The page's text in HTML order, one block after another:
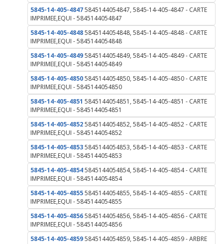
5845-14-405-48475845144054847, 5845-14-405-4847 - CARTE
IMPRIMEE,EQUI - 5845144054847
5845-14-405-48485845144054848, 5845-14-405-4848 - CARTE
IMPRIMEE,EQUI - 5845144054848
5845-14-405-48495845144054849, 5845-14-405-4849 - CARTE
IMPRIMEE,EQUI - 5845144054849
5845-14-405-48505845144054850, 5845-14-405-4850 - CARTE
IMPRIMEE,EQUI - 5845144054850
5845-14-405-4851 5845144054851, 5845-14-405-4851 - CARTE
IMPRIMEE,EQUI - 5845144054851
5845-14-405-48525845144054852, 5845-14-405-4852 - CARTE
IMPRIMEE,EQUI - 5845144054852
5845-14-405-48535845144054853, 5845-14-405-4853 - CARTE
IMPRIMEE,EQUI - 5845144054853
5845-14-405-48545845144054854, 5845-14-405-4854 - CARTE
IMPRIMEE,EQUI - 5845144054854
5845-14-405-48555845144054855, 5845-14-405-4855 - CARTE
IMPRIMEE,EQUI - 5845144054855
5845-14-405-48565845144054856, 5845-14-405-4856 - CARTE
IMPRIMEE,EQUI - 5845144054856
5845-14-405-48595845144054859, 5845-14-405-4859 - ARBRE